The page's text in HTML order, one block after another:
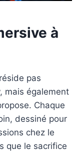
à
pas
mais également
Chaque
dessiné pour
chez le
que le sacrifice